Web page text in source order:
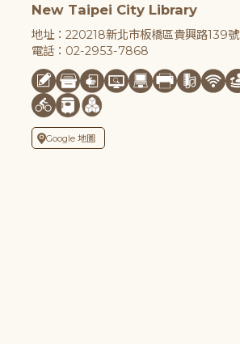
New Taipei City Library
地址：220218新北市板橋區貴興路139號
電話：02-2953-7868
Google 地圖